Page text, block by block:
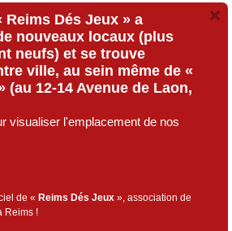
Reims Dés Jeux » a
nouveaux locaux (plus
neufs) et se trouve
ville, au sein même de «
(au 12-14 Avenue de Laon,
visualiser l'emplacement de nos
de « Reims Dés Jeux », association de
Reims !